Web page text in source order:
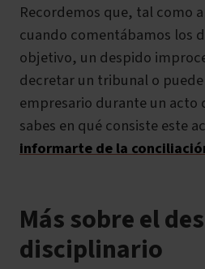
Recordemos que, tal como
cuando comentábamos los
objetivo, un despido
decretar un tribunal o
empresario durante un acto
sabes en qué consiste este
informarte de la
Más sobre el
disciplinario